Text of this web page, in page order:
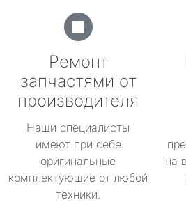
Ремонт
запчастями от
производителя
Наши специалисты
имеют при себе
оригинальные
комплектующие от любой
техники.
на